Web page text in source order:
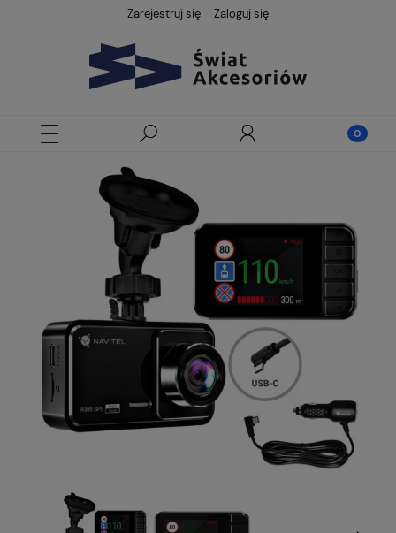
Zarejestruj się Zaloguj się